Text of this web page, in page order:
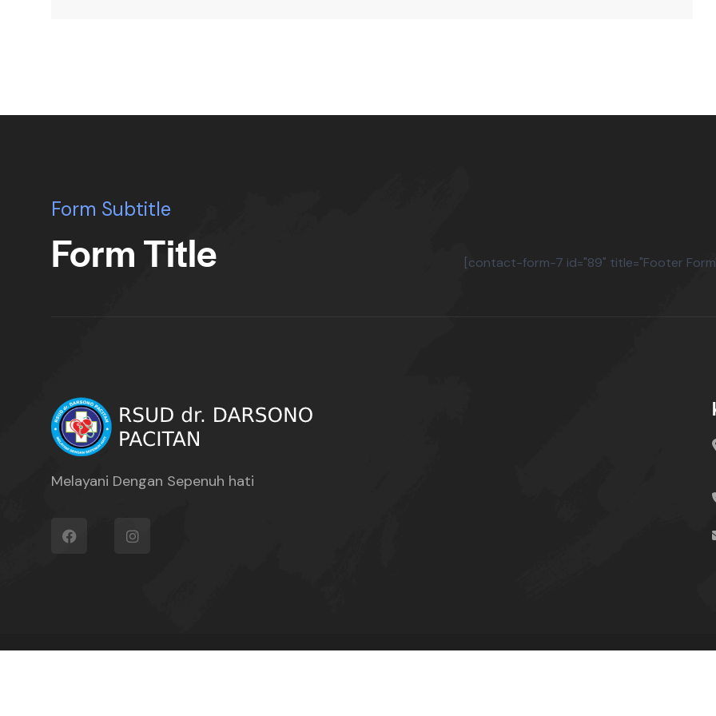
Form Subtitle
Form Title [contact-form-7 id="89" title="Footer
Melayani Dengan Sepenuh hati